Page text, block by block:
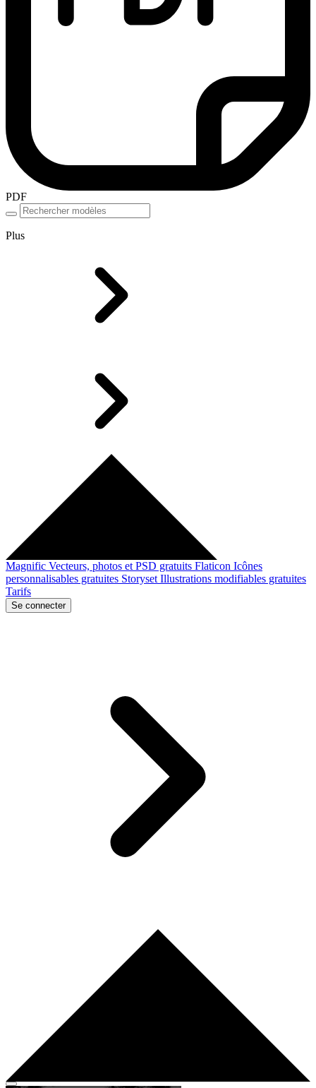
PDF
Plus
Magnific Vecteurs, photos et PSD gratuits Flaticon Icônes
personnalisables gratuites Storyset Illustrations modifiables gratuites
Tarifs
Se connecter